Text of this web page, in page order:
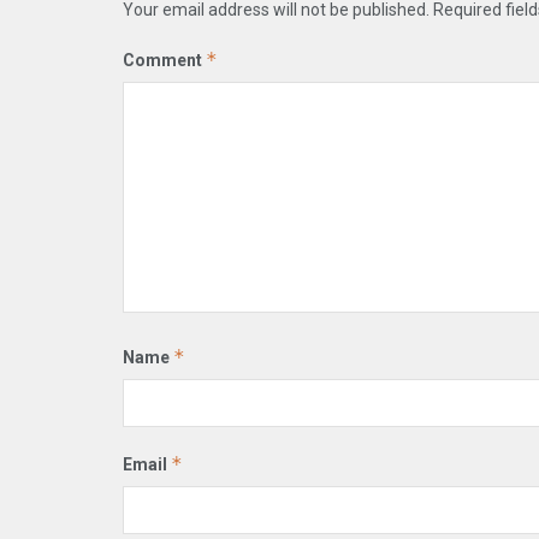
Your email address will not be published. Required
Comment *
Name *
Email *